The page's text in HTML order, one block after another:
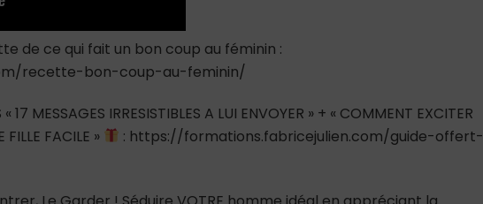
de ce qui fait un bon coup au féminin :
recette-bon-coup-au-feminin/
17 MESSAGES IRRESISTIBLES A LUI ENVOYER » + « COMMENT EXCITER
FILLE FACILE »
: https://formations.fabricejulien.com/guide-offert-